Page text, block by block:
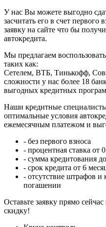
У нас Вы можете выгодно
засчитать его в счет первого
заявку на сайте что бы
автокредита.
Мы предлагаем
таких как:
Сетелем, ВТБ, Тинькофф,
сложности у нас более 18
выгодных кредитных
Наши кредитные
оптимальные условия
ежемесячным платежом и
- без первого взноса
- процентная ставка от
- сумма кредитования
- срок кредита от 6
- отсутствие штрафов
погашении
Оставьте заявку прямо
скидку!